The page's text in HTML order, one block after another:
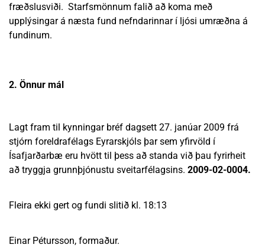
fræðslusviði. Starfsmönnum falið að koma með
upplýsingar á næsta fund nefndarinnar í ljósi umræðna á
fundinum.
2. Önnur mál
Lagt fram til kynningar bréf dagsett 27. janúar 2009 frá
stjórn foreldrafélags Eyrarskjóls þar sem yfirvöld í
Ísafjarðarbæ eru hvött til þess að standa við þau fyrirheit
að tryggja grunnþjónustu sveitarfélagsins. 2009-02-0004.
Fleira ekki gert og fundi slitið kl. 18:13
Einar Pétursson, formaður.